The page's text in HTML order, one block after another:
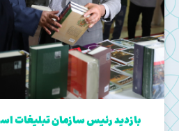
بازدید رئیس سازمان تبلیغات